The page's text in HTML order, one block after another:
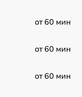
от 60 мин
от 60 мин
от 60 мин